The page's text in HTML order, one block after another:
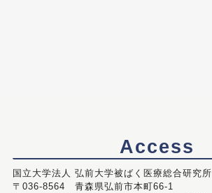
Access
国立大学法人 弘前大学被ばく医療総合研究所
〒036-8564 青森県弘前市本町66-1